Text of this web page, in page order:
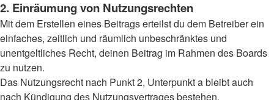
2. Einräumung von Nutzungsrechten
Mit dem Erstellen eines Beitrags erteilst du dem Betreiber ein
einfaches, zeitlich und räumlich unbeschränktes und
unentgeltliches Recht, deinen Beitrag im Rahmen des Boards
zu nutzen.
Das Nutzungsrecht nach Punkt 2, Unterpunkt a bleibt auch
nach Kündigung des Nutzungsvertrages bestehen.